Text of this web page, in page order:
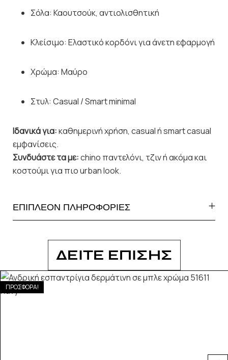
Σόλα: Καουτσούκ, αντιολισθητική
Κλείσιμο: Ελαστικό κορδόνι για άνετη εφαρμογή
Χρώμα: Μαύρο
Στυλ: Casual / Smart minimal
Ιδανικά για:καθημερινή χρήση, casual ή smart casual
εμφανίσεις.
Συνδυάστε τα με:chino παντελόνι, τζιν ή ακόμα και
κοστούμι για πιο urban look.
ΕΠΙΠΛΕΟΝ ΠΛΗΡΟΦΟΡΙΕΣ
ΔΕΙΤΕ ΕΠΙΣΗΣ
ΠΡΟΣΦΟΡΑ!